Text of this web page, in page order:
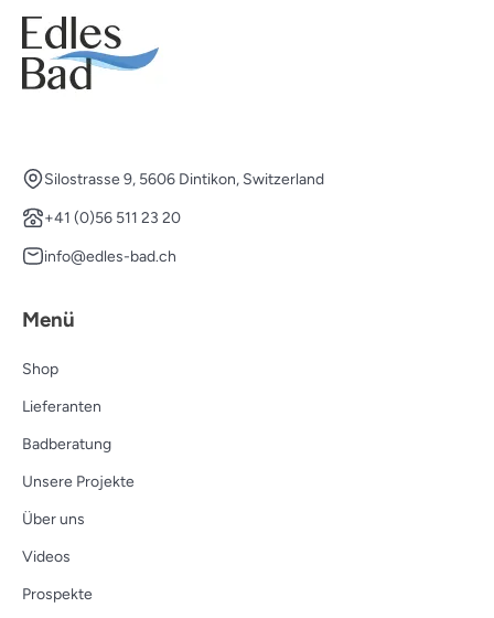
Silostrasse 9, 5606 Dintikon, Switzerland
+41 (0)56 511 23 20
info@edles-bad.ch
Menü
Shop
Lieferanten
Badberatung
Unsere Projekte
Über uns
Videos
Prospekte